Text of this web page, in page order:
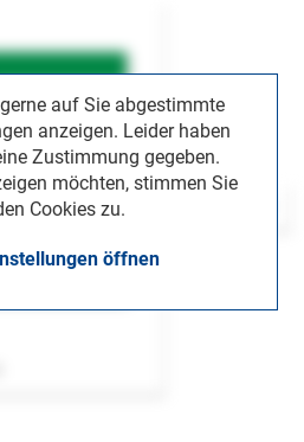
auf Sie abgestimmte
anzeigen. Leider haben
Zustimmung gegeben.
möchten, stimmen Sie
Cookies zu.
öffnen